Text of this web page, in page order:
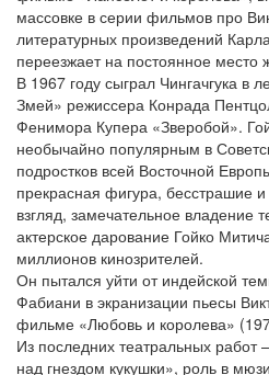
массовке в серии фильмов про
литературных произведений
переезжает на постоянное место
В 1967 году сыграл Чингачгука в
Змей» режиссера Конрада
Фенимора Купера «Зверобой».
необычайно популярным в
подростков всей Восточной
прекрасная фигура, бесстрашие и
взгляд, замечательное владение
актерское дарование Гойко
миллионов кинозрителей.
Он пытался уйти от индейской
Фабиани в экранизации пьесы
фильме «Любовь и королева»
Из последних театральных работ
над гнездом кукушки», роль в